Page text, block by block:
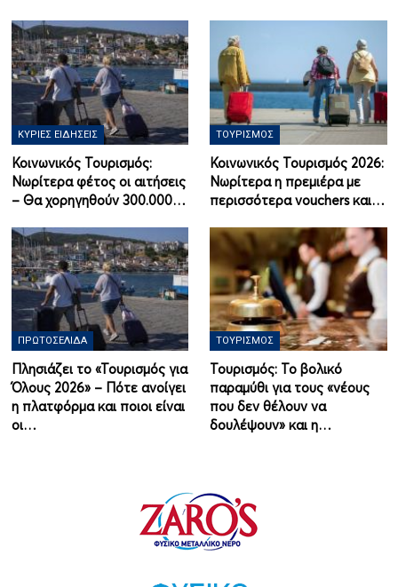
ΚΎΡΙΕΣ ΕΙΔΉΣΕΙΣ
Κοινωνικός Τουρισμός:
Νωρίτερα φέτος οι αιτήσεις
– Θα χορηγηθούν 300.000…
ΤΟΥΡΙΣΜΌΣ
Κοινωνικός Τουρισμός 2026:
Νωρίτερα η πρεμιέρα με
περισσότερα vouchers και…
ΠΡΩΤΟΣΈΛΙΔΑ
Πλησιάζει το «Τουρισμός για
Όλους 2026» – Πότε ανοίγει
η πλατφόρμα και ποιοι είναι
οι…
ΤΟΥΡΙΣΜΌΣ
Τουρισμός: Το βολικό
παραμύθι για τους «νέους
που δεν θέλουν να
δουλέψουν» και η…